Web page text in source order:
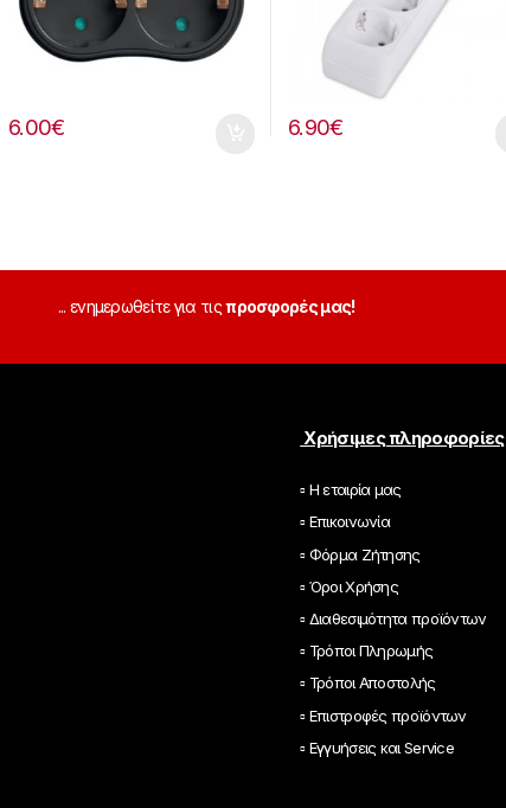
6.00€ 6.90€
... ενημερωθείτε για τιςπροσφορές μας!
Χρήσιμες πληροφορίες
▫ Η εταιρία μας
▫ Επικοινωνία
▫ Φόρμα Ζήτησης
▫ Όροι Χρήσης
▫ Διαθεσιμότητα προϊόντων
▫ Τρόποι Πληρωμής
▫ Τρόποι Αποστολής
▫ Επιστροφές προϊόντων
▫ Εγγυήσεις και Service